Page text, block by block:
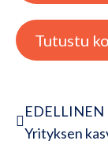
Tutustu
EDELLINEN